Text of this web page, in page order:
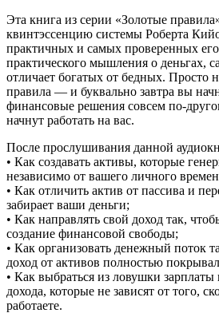
Эта книга из серии «Золотые
квинтэссенцию системы Роберта
практичных и самых проверенных
практического мышления о деньгах,
отличает богатых от бедных. Просто
правила — и буквально завтра вы
финансовые решения совсем по-
начнут работать на вас.
После прослушивания данной
• Как создавать активы, которые
независимо от вашего личного
• Как отличить актив от пассива и
забирает ваши деньги;
• Как направлять свой доход так,
создание финансовой свободы;
• Как организовать денежный поток
доход от активов полностью
• Как выбраться из ловушки зарплаты
дохода, которые не зависят от того,
работаете.